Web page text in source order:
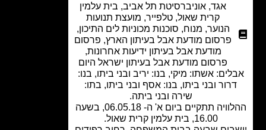
אוניברסיטת תל אביב,בית עלמין
קרית שאול,טלפייר,מועצת תנועות
הנוער
מנוח,סוכנות מכוניות לים התיכון,
פרסום מודעת אבל בעיתון הארץ,פרסום
מודעת אבל בעיתון ידיעות אחרונות,
פרסום מודעת אבל בעיתון ישראל היום
אשתו: מיקי, בנו: יריב ובני ביתו, בנו:
ובני ביתו, בנו: אסף ובני ביתו, בתו:
שירה ובני ביתה.
ההלוויה תתקיים ביום א' ה- 06.05.18, בשעה